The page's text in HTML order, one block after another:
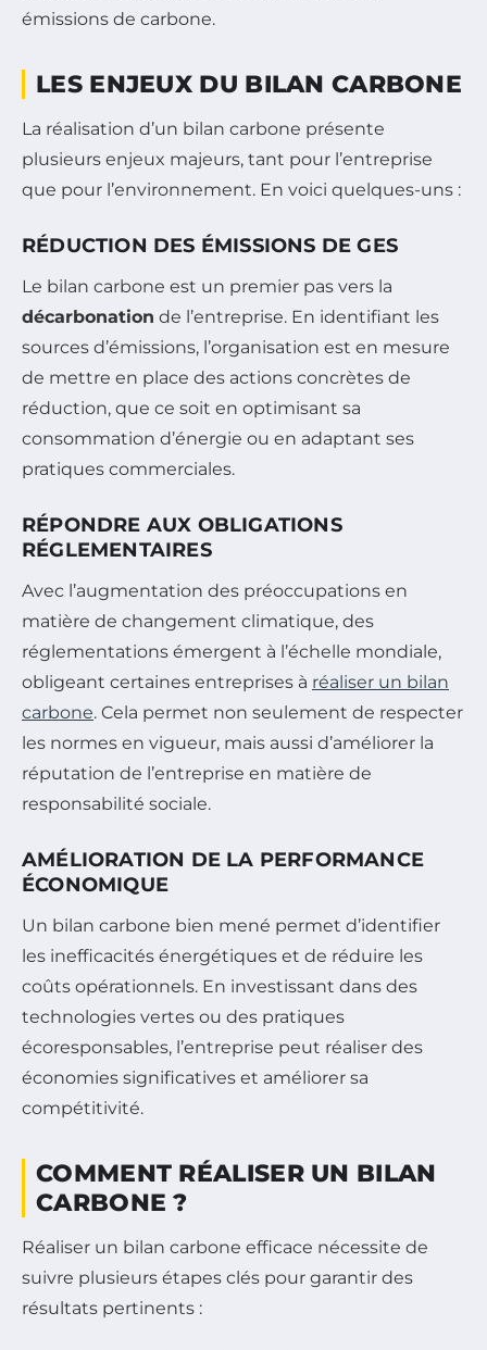
émissions de carbone.
LES ENJEUX DU BILAN CARBONE
La réalisation d’un bilan carbone présente
plusieurs enjeux majeurs, tant pour l’entreprise
que pour l’environnement. En voici quelques-uns :
RÉDUCTION DES ÉMISSIONS DE GES
Le bilan carbone est un premier pas vers la
décarbonation de l’entreprise. En identifiant les
sources d’émissions, l’organisation est en mesure
de mettre en place des actions concrètes de
réduction, que ce soit en optimisant sa
consommation d’énergie ou en adaptant ses
pratiques commerciales.
RÉPONDRE AUX OBLIGATIONS
RÉGLEMENTAIRES
Avec l’augmentation des préoccupations en
matière de changement climatique, des
réglementations émergent à l’échelle mondiale,
obligeant certaines entreprises à réaliser un bilan
carbone. Cela permet non seulement de respecter
les normes en vigueur, mais aussi d’améliorer la
réputation de l’entreprise en matière de
responsabilité sociale.
AMÉLIORATION DE LA PERFORMANCE
ÉCONOMIQUE
Un bilan carbone bien mené permet d’identifier
les inefficacités énergétiques et de réduire les
coûts opérationnels. En investissant dans des
technologies vertes ou des pratiques
écoresponsables, l’entreprise peut réaliser des
économies significatives et améliorer sa
compétitivité.
COMMENT RÉALISER UN BILAN
CARBONE ?
Réaliser un bilan carbone efficace nécessite de
suivre plusieurs étapes clés pour garantir des
résultats pertinents :